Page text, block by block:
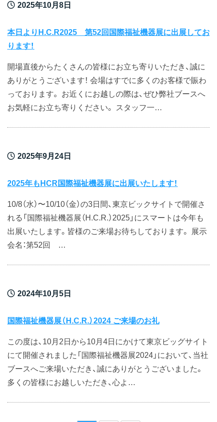
2025年10月8日
本日よりH.C.R2025 第52回国際福祉機器展に出展してお
ります！
開場直後からたくさんの皆様にお立ち寄りいただき、誠に
ありがとうございます！ 会場はすでに多くのお客様で賑わ
っております。 お近くにお越しの際は、ぜひ弊社ブースへ
お気軽にお立ち寄りください。 スタッフ一…
2025年9月24日
2025年もHCR国際福祉機器展に出展いたします！
10/8（水）〜10/10（金）の3日間、東京ビックサイトで開催さ
れる「国際福祉機器展（H.C.R.）2025」にスマートは今年も
出展いたします。皆様のご来場お待ちしております。 展示
会名：第52回 …
2024年10月5日
国際福祉機器展（H.C.R.）2024 ご来場のお礼
この度は、10月2日から10月4日にかけて東京ビッグサイト
にて開催されました「国際福祉機器展2024」において、当社
ブースへご来場いただき、誠にありがとうございました。
多くの皆様にお越しいただき、心よ…